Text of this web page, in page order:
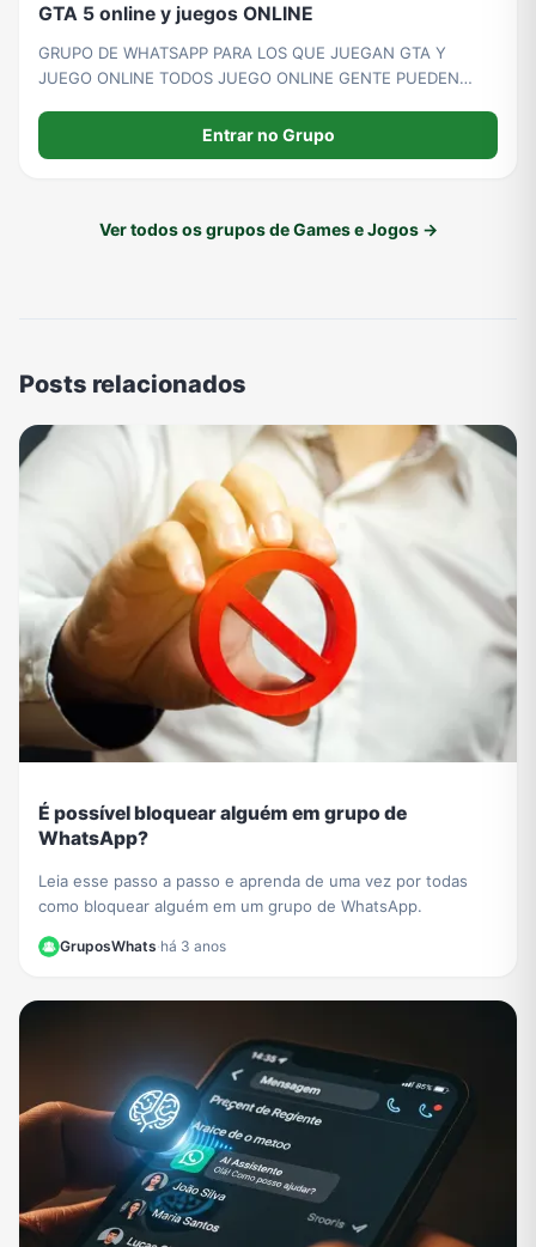
GTA 5 online y juegos ONLINE
GRUPO DE WHATSAPP PARA LOS QUE JUEGAN GTA Y
JUEGO ONLINE TODOS JUEGO ONLINE GENTE PUEDEN
Entrar no Grupo
Ver todos os grupos de Games e Jogos →
Posts relacionados
É possível bloquear alguém em grupo de
WhatsApp?
Leia esse passo a passo e aprenda de uma vez por todas
como bloquear alguém em um grupo de WhatsApp.
GruposWhats·há 3 anos